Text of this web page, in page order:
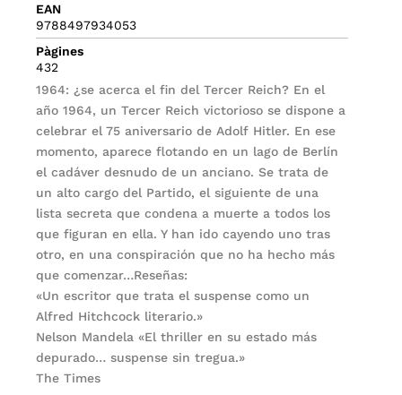
EAN
9788497934053
Pàgines
432
1964: ¿se acerca el fin del Tercer Reich? En el
año 1964, un Tercer Reich victorioso se dispone a
celebrar el 75 aniversario de Adolf Hitler. En ese
momento, aparece flotando en un lago de Berlín
el cadáver desnudo de un anciano. Se trata de
un alto cargo del Partido, el siguiente de una
lista secreta que condena a muerte a todos los
que figuran en ella. Y han ido cayendo uno tras
otro, en una conspiración que no ha hecho más
que comenzar…Reseñas:
«Un escritor que trata el suspense como un
Alfred Hitchcock literario.»
Nelson Mandela «El thriller en su estado más
depurado… suspense sin tregua.»
The Times